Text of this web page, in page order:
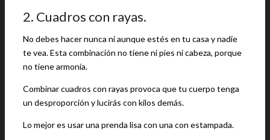
2. Cuadros con rayas.
No debes hacer nunca ni aunque estés en tu casa y nadie
te vea. Esta combinación no tiene ni pies ni cabeza, porque
no tiene armonía.
Combinar cuadros con rayas provoca que tu cuerpo tenga
un desproporción y lucirás con kilos demás.
Lo mejor es usar una prenda lisa con una con estampada.